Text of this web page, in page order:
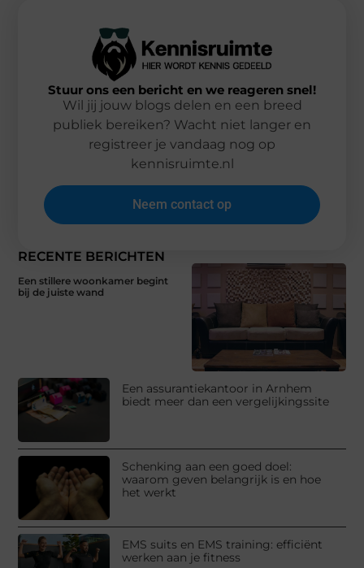
RECENTE BERICHTEN
Een stillere woonkamer begint
bij de juiste wand
Een assurantiekantoor in Arnhem
biedt meer dan een vergelijkingssite
Schenking aan een goed doel:
waarom geven belangrijk is en hoe
het werkt
EMS suits en EMS training: efficiënt
werken aan je fitness
Stuur ons een bericht en we reageren snel!
Wil jij jouw blogs delen en een breed
publiek bereiken? Wacht niet langer en
registreer je vandaag nog op
kennisruimte.nl
Neem contact op